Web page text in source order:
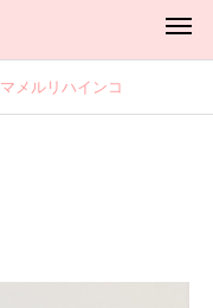
マメルリハインコ